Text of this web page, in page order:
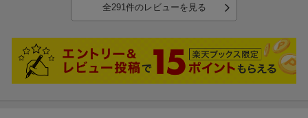
全291件のレビューを見る